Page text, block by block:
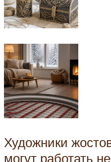
Художники
могут работать